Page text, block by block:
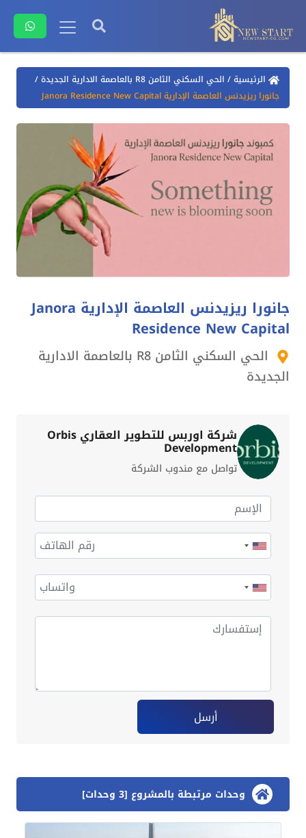
الرئيسية/ الحي السكني الثامن R8 بالعاصمة الادارية الجديدة
/
جانورا ريزيدنس العاصمة الإدارية Janora Residence New Capital
جانورا ريزيدنس العاصمة الإدارية Janora
Residence New Capital
الحي السكني الثامن R8 بالعاصمة الادارية
الجديدة
شركة اوربس للتطوير العقاري Orbis
Development
تواصل مع مندوب الشركة
أرسل
وحدات مرتبطة بالمشروع [3 وحدات]